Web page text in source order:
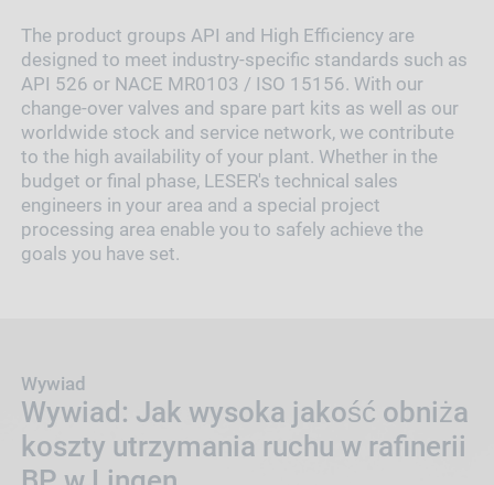
The product groups API and High Efficiency are
designed to meet industry-specific standards such as
API 526 or NACE MR0103 / ISO 15156. With our
change-over valves and spare part kits as well as our
worldwide stock and service network, we contribute
to the high availability of your plant. Whether in the
budget or final phase, LESER's technical sales
engineers in your area and a special project
processing area enable you to safely achieve the
goals you have set.
Wywiad
Wywiad: Jak wysoka jakość obniża
koszty utrzymania ruchu w rafinerii